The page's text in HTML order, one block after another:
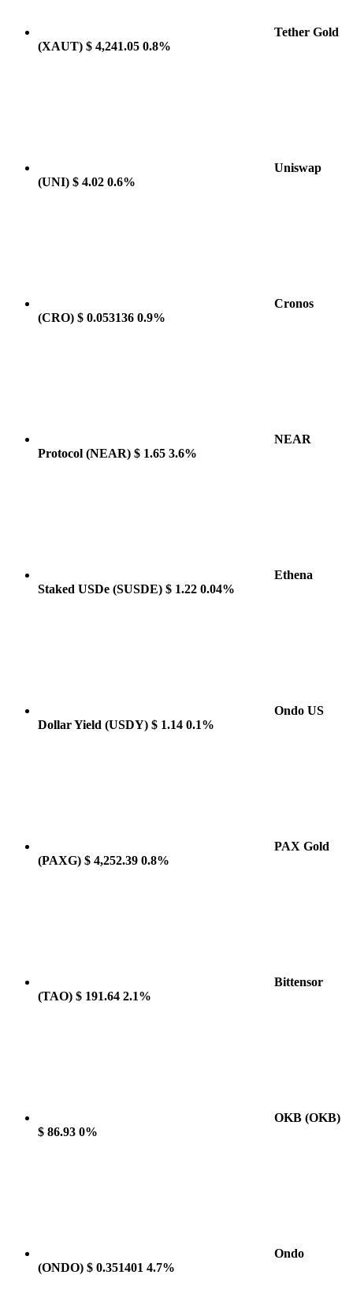
Tether Gold
(XAUT) $ 4,241.05 0.8%
Uniswap
(UNI) $ 4.02 0.6%
Cronos
(CRO) $ 0.053136 0.9%
NEAR
Protocol (NEAR) $ 1.65 3.6%
Ethena
Staked USDe (SUSDE) $ 1.22 0.04%
Ondo US
Dollar Yield (USDY) $ 1.14 0.1%
PAX Gold
(PAXG) $ 4,252.39 0.8%
Bittensor
(TAO) $ 191.64 2.1%
OKB (OKB)
$ 86.93 0%
Ondo
(ONDO) $ 0.351401 4.7%